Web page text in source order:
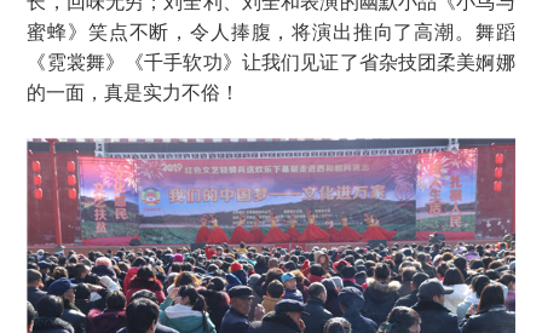
蜜蜂》笑点不断，令人捧腹，将演出推向了高潮。舞蹈
《霓裳舞》《千手软功》 让我们见证了省杂技团柔美婀娜
的一面，真是实力不俗！